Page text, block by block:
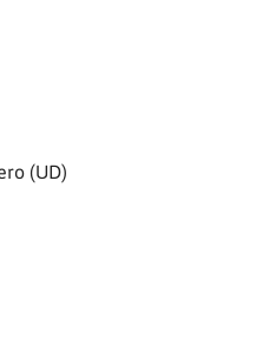
(UD)